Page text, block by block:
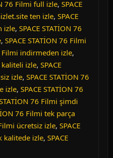
76 Filmi full izle, SPACE
ten izle, SPACE
izle, SPACE STATİON 76
, SPACE STATİON 76 Filmi
Filmi indirmeden izle,
kaliteli izle, SPACE
izle, SPACE STATİON 76
izle, SPACE STATİON 76
76 Filmi şimdi
76 Filmi tek parça
ücretsiz izle, SPACE
kalitede izle, SPACE